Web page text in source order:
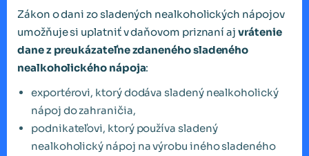
Zákon o dani zo sladených nealkoholických nápojov
umožňuje si uplatniť v daňovom priznaní aj vrátenie
dane z preukázateľne zdaneného sladeného
nealkoholického nápoja:
exportérovi, ktorý dodáva sladený nealkoholický
nápoj do zahraničia,
podnikateľovi, ktorý používa sladený
nealkoholický nápoj na výrobu iného sladeného